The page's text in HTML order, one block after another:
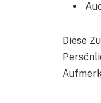
Diese